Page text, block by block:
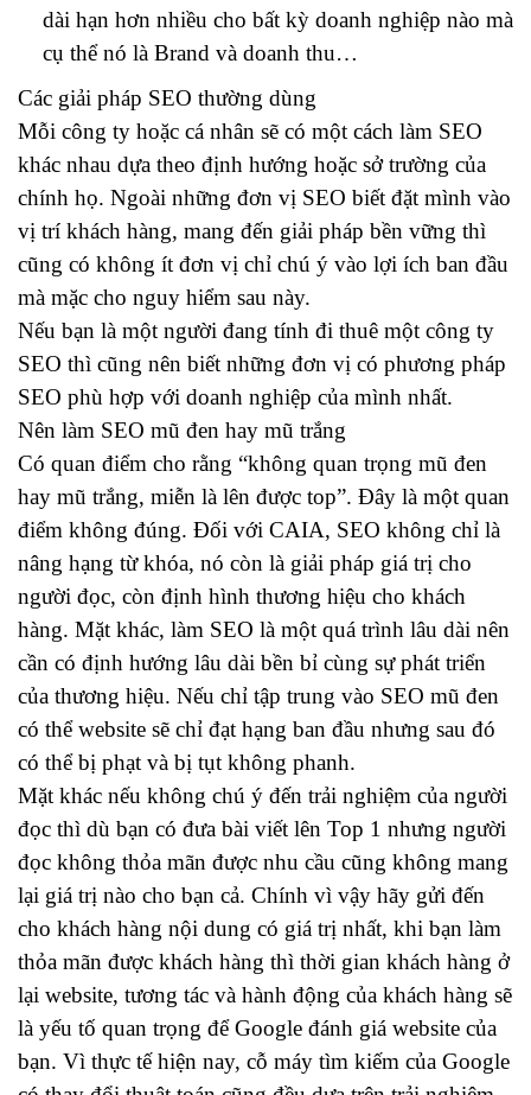
dài hạn hơn nhiều cho bất kỳ doanh nghiệp nào mà
cụ thể nó là Brand và doanh thu…
Các giải pháp SEO thường dùng
Mỗi công ty hoặc cá nhân sẽ có một cách làm SEO
khác nhau dựa theo định hướng hoặc sở trường của
chính họ. Ngoài những đơn vị SEO biết đặt mình vào
vị trí khách hàng, mang đến giải pháp bền vững thì
cũng có không ít đơn vị chỉ chú ý vào lợi ích ban đầu
mà mặc cho nguy hiểm sau này.
Nếu bạn là một người đang tính đi thuê một công ty
SEO thì cũng nên biết những đơn vị có phương pháp
SEO phù hợp với doanh nghiệp của mình nhất.
Nên làm SEO mũ đen hay mũ trắng
Có quan điểm cho rằng “không quan trọng mũ đen
hay mũ trắng, miễn là lên được top”. Đây là một quan
điểm không đúng. Đối với CAIA, SEO không chỉ là
nâng hạng từ khóa, nó còn là giải pháp giá trị cho
người đọc, còn định hình thương hiệu cho khách
hàng. Mặt khác, làm SEO là một quá trình lâu dài nên
cần có định hướng lâu dài bền bỉ cùng sự phát triển
của thương hiệu. Nếu chỉ tập trung vào SEO mũ đen
có thể website sẽ chỉ đạt hạng ban đầu nhưng sau đó
có thể bị phạt và bị tụt không phanh.
Mặt khác nếu không chú ý đến trải nghiệm của người
đọc thì dù bạn có đưa bài viết lên Top 1 nhưng người
đọc không thỏa mãn được nhu cầu cũng không mang
lại giá trị nào cho bạn cả. Chính vì vậy hãy gửi đến
cho khách hàng nội dung có giá trị nhất, khi bạn làm
thỏa mãn được khách hàng thì thời gian khách hàng ở
lại website, tương tác và hành động của khách hàng sẽ
là yếu tố quan trọng để Google đánh giá website của
bạn. Vì thực tế hiện nay, cỗ máy tìm kiếm của Google